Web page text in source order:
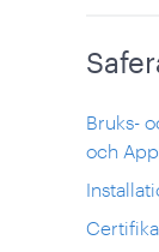
Bruks-
och App